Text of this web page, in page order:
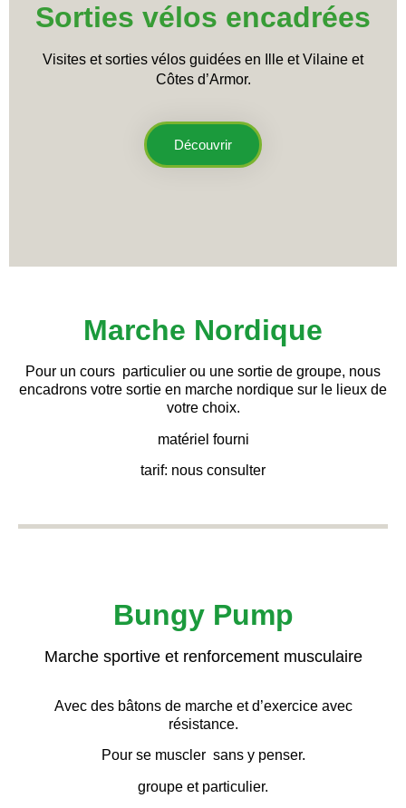
Sorties vélos encadrées
Visites et sorties vélos guidées en Ille et Vilaine et
Côtes d’Armor.
Découvrir
Marche Nordique
Pour un cours particulier ou une sortie de groupe, nous
encadrons votre sortie en marche nordique sur le lieux de
votre choix.
matériel fourni
tarif: nous consulter
Bungy Pump
Marche sportive et renforcement musculaire
Avec des bâtons de marche et d’exercice avec
résistance.
Pour se muscler sans y penser.
groupe et particulier.